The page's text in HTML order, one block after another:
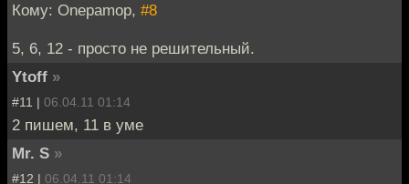
Кому: Onepamop, #8
5, 6, 12 - просто не решительный.
Ytoff »
#11 | 06.04.11 01:14
2 пишем, 11 в уме
Mr. S »
#12 | 06.04.11 01:14